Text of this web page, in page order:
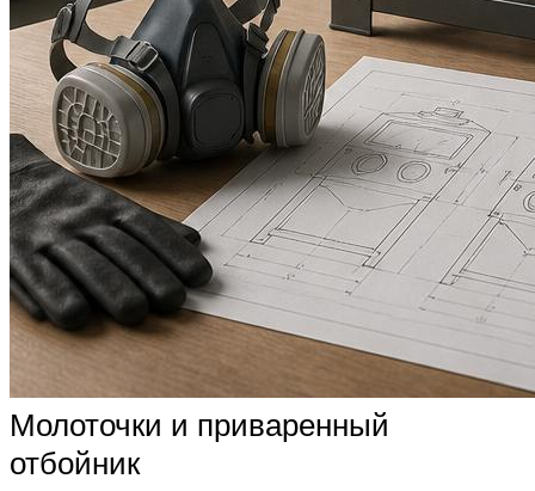
Молоточки и приваренный
отбойник